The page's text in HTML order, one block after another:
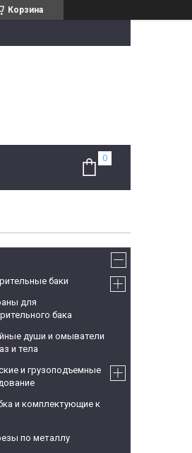
Корзина
баки
для
бака
души и омыватели
и тела
и грузоподъемные
и комплектующие к
по металлу